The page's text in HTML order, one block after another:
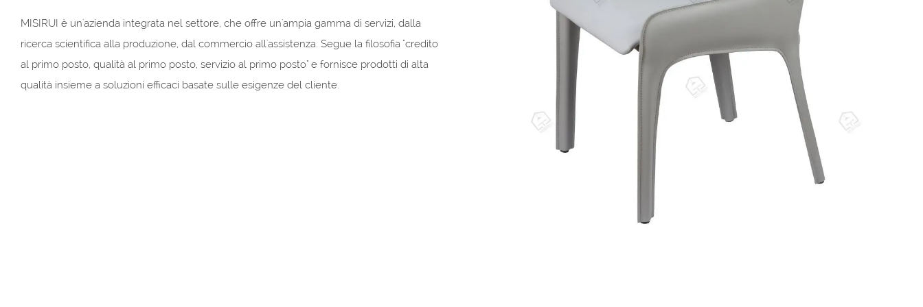
MISIRUI è un'azienda integrata nel settore, che offre un'ampia gamma di servizi, dalla
ricerca scientifica alla produzione, dal commercio all'assistenza. Segue la filosofia "credito
al primo posto, qualità al primo posto, servizio al primo posto" e fornisce prodotti di alta
qualità insieme a soluzioni efficaci basate sulle esigenze del cliente.